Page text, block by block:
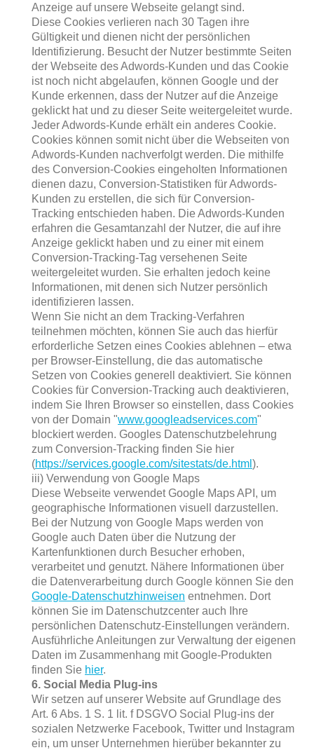
Anzeige auf unsere Webseite gelangt sind.
Diese Cookies verlieren nach 30 Tagen ihre
Gültigkeit und dienen nicht der persönlichen
Identifizierung. Besucht der Nutzer bestimmte Seiten
der Webseite des Adwords-Kunden und das Cookie
ist noch nicht abgelaufen, können Google und der
Kunde erkennen, dass der Nutzer auf die Anzeige
geklickt hat und zu dieser Seite weitergeleitet wurde.
Jeder Adwords-Kunde erhält ein anderes Cookie.
Cookies können somit nicht über die Webseiten von
Adwords-Kunden nachverfolgt werden. Die mithilfe
des Conversion-Cookies eingeholten Informationen
dienen dazu, Conversion-Statistiken für Adwords-
Kunden zu erstellen, die sich für Conversion-
Tracking entschieden haben. Die Adwords-Kunden
erfahren die Gesamtanzahl der Nutzer, die auf ihre
Anzeige geklickt haben und zu einer mit einem
Conversion-Tracking-Tag versehenen Seite
weitergeleitet wurden. Sie erhalten jedoch keine
Informationen, mit denen sich Nutzer persönlich
identifizieren lassen.
Wenn Sie nicht an dem Tracking-Verfahren
teilnehmen möchten, können Sie auch das hierfür
erforderliche Setzen eines Cookies ablehnen – etwa
per Browser-Einstellung, die das automatische
Setzen von Cookies generell deaktiviert. Sie können
Cookies für Conversion-Tracking auch deaktivieren,
indem Sie Ihren Browser so einstellen, dass Cookies
von der Domain "www.googleadservices.com"
blockiert werden. Googles Datenschutzbelehrung
zum Conversion-Tracking finden Sie hier
(https://services.google.com/sitestats/de.html ).
iii) Verwendung von Google Maps
Diese Webseite verwendet Google Maps API, um
geographische Informationen visuell darzustellen.
Bei der Nutzung von Google Maps werden von
Google auch Daten über die Nutzung der
Kartenfunktionen durch Besucher erhoben,
verarbeitet und genutzt. Nähere Informationen über
die Datenverarbeitung durch Google können Sie den
Google-Datenschutzhinweisen entnehmen. Dort
können Sie im Datenschutzcenter auch Ihre
persönlichen Datenschutz-Einstellungen verändern.
Ausführliche Anleitungen zur Verwaltung der eigenen
Daten im Zusammenhang mit Google-Produkten
finden Sie hier.
6. Social Media Plug-ins
Wir setzen auf unserer Website auf Grundlage des
Art. 6 Abs. 1 S. 1 lit. f DSGVO Social Plug-ins der
sozialen Netzwerke Facebook, Twitter und Instagram
ein, um unser Unternehmen hierüber bekannter zu